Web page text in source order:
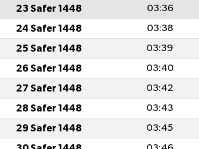
23 Safer 1448 03:36
24 Safer 1448 03:38
25 Safer 1448 03:39
26 Safer 1448 03:40
27 Safer 1448 03:42
28 Safer 1448 03:43
29 Safer 1448 03:45